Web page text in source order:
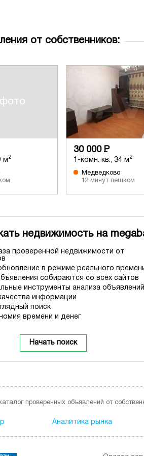
от собственников:
м 2
30 000 Р
1-комн. кв., 34 м 2
Медведково
12 минут пешком
недвижимость на
проверенной недвижимости от
в режиме реального
собираются со всех сайтов
инструменты анализа объявлений
информации
поиск
времени и денег
Начать поиск
проверенных объявлений от
Аналитика рынка